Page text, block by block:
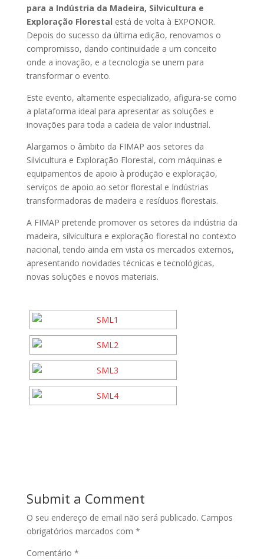
para a Indústria da Madeira, Silvicultura e
Exploração Florestal está de volta à EXPONOR.
Depois do sucesso da última edição, renovamos o
compromisso, dando continuidade a um conceito
onde a inovação, e a tecnologia se unem para
transformar o evento.
Este evento, altamente especializado, afigura-se como
a plataforma ideal para apresentar as soluções e
inovações para toda a cadeia de valor industrial.
Alargamos o âmbito da FIMAP aos setores da
Silvicultura e Exploração Florestal, com máquinas e
equipamentos de apoio à produção e exploração,
serviços de apoio ao setor florestal e Indústrias
transformadoras de madeira e resíduos florestais.
A FIMAP pretende promover os setores da indústria da
madeira, silvicultura e exploração florestal no contexto
nacional, tendo ainda em vista os mercados externos,
apresentando novidades técnicas e tecnológicas,
novas soluções e novos materiais.
Submit a Comment
O seu endereço de email não será publicado. Campos
obrigatórios marcados com *
Comentário *